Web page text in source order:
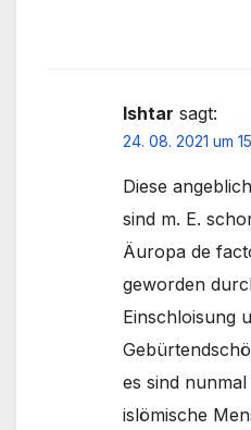
Ishtar sagt:
24. 08. 2021 um
Diese
sind m. E.
Äuropa de
geworden
Einschloisung
es sind
islömische